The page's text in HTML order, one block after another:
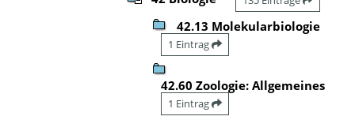
42.13 Molekularbiologie
1 Eintrag
42.60 Zoologie: Allgemeines
1 Eintrag